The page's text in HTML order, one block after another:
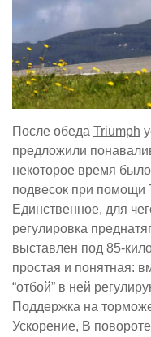
После обеда Triumph
предложили
некоторое время
подвесок при помощи
Единственное, для
регулировка
выставлен под 85-
простая и понятная:
“отбой” в ней
Поддержка на
Ускорение, В